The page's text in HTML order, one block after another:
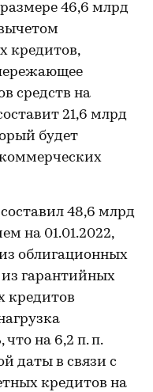
46,6 млрд
кредитов,
средств на
21,6 млрд
будет
48,6 млрд
на 01.01.2022,
облигационных
из гарантийных
кредитов
что на 6,2 п. п.
даты в связи с
кредитов на